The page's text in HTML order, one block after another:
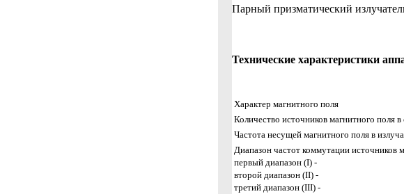
Парный призматический
Технические характеристики
Характер магнитного поля
Количество источников магнитного поля
Частота несущей магнитного поля в
Диапазон частот коммутации источников
первый диапазон (I) -
второй диапазон (II) -
третий диапазон (III) -